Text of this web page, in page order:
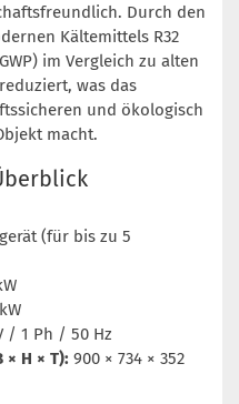
Durch den
Kältemittels R32
im Vergleich zu alten
was das
und ökologisch
macht.
(für bis zu 5
/ 1 Ph / 50 Hz
H × T): 900 × 734 × 352